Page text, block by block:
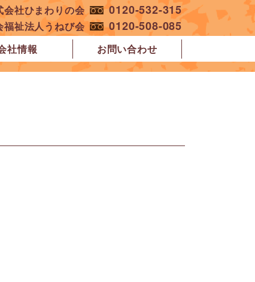
会社ひまわりの会 0120-532-315
福祉法人うねび会 0120-508-085
社情報 お問い合わせ